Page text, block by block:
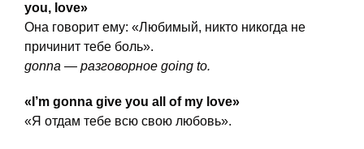
you, love»
Она говорит ему: «Любимый, никто никогда не
причинит тебе боль».
gonna — разговорное going to.
«I’m gonna give you all of my love»
«Я отдам тебе всю свою любовь».